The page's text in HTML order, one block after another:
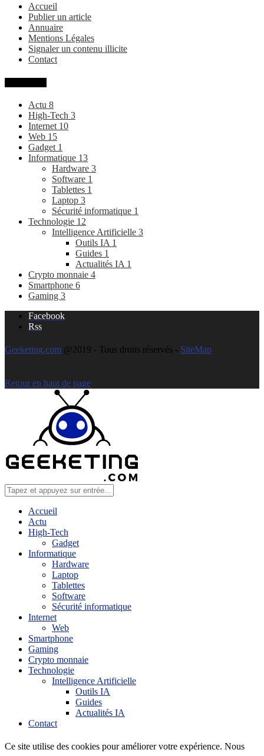
Accueil
Publier un article
Annuaire
Mentions Légales
Signaler un contenu illicite
Contact
Actu 8
High-Tech 3
Internet 10
Web 15
Gadget 1
Informatique 13
Hardware 3
Software 1
Tablettes 1
Laptop 3
Sécurité informatique 1
Technologie 12
Intelligence Artificielle 3
Outils IA 1
Guides 1
Actualités IA 1
Crypto monnaie 4
Smartphone 6
Gaming 3
Facebook
Rss
Geeketing.com @2019 - Tous droits réservés - SiteMap
Retour en haut de page
Accueil
Actu
High-Tech
Gadget
Informatique
Hardware
Laptop
Tablettes
Software
Sécurité informatique
Internet
Web
Smartphone
Gaming
Crypto monnaie
Technologie
Intelligence Artificielle
Outils IA
Guides
Actualités IA
Contact
Ce site utilise des cookies pour améliorer votre expérience. Nous